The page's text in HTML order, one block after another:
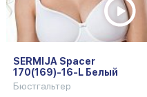
SERMIJA Spacer
170(169)-16-L Белый
Бюстгальтер